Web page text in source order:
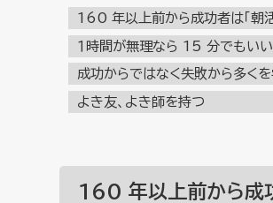
160 年以上前から成功者は「朝
１時間が無理なら 15 分でもいい
成功からではなく失敗から多く
よき友、よき師を持つ
160 年以上前から成